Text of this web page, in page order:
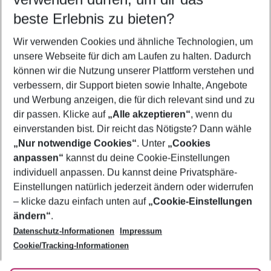
5-8 Nächte
2 Erwachsene Keine Kinder
Mehr Filter anzeigen
Footer
Footer navigation
Über uns
AGB
Bestpreisgarantie
Cookie-Einstellungen ändern
Cookie-Richtlinie
Agenturbetreuung
Barrierefreies Reisen
Folge uns
beste Erlebnis zu bieten?
Wir verwenden Cookies und ähnliche Technologien, um
unsere Webseite für dich am Laufen zu halten. Dadurch
können wir die Nutzung unserer Plattform verstehen und
verbessern, dir Support bieten sowie Inhalte, Angebote
und Werbung anzeigen, die für dich relevant sind und zu
dir passen. Klicke auf „Alle akzeptieren“, wenn du
einverstanden bist. Dir reicht das Nötigste? Dann wähle
„Nur notwendige Cookies“. Unter „Cookies
anpassen“ kannst du deine Cookie-Einstellungen
individuell anpassen. Du kannst deine Privatsphäre-
Einstellungen natürlich jederzeit ändern oder widerrufen
– klicke dazu einfach unten auf „Cookie-Einstellungen
ändern“.
Datenschutz-Informationen
Impressum
Cookie/Tracking-Informationen